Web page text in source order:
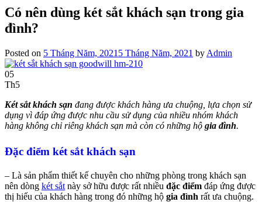
Có nên dùng két sắt khách sạn trong gia
đình?
Posted on 5 Tháng Năm, 2021 5 Tháng Năm, 2021 by Admin
05
Th5
Két sắt khách sạn đang được khách hàng ưa chuộng, lựa chọn sử
dụng vì đáp ứng được nhu cầu sử dụng của nhiều nhóm khách
hàng không chỉ riêng khách sạn mà còn có những hộ gia đình.
Đặc điểm két sắt khách sạn
– Là sản phẩm thiết kế chuyên cho những phòng trong khách sạn
nên dòng két sắt này sở hữu được rất nhiều đặc điểm đáp ứng được
thị hiếu của khách hàng trong đó những hộ gia đình rất ưa chuộng.